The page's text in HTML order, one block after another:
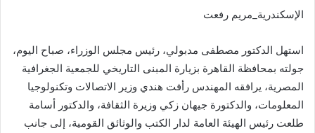
الإسكندرية_مريم رفعت
استهل الدكتور مصطفى مدبولي، رئيس مجلس الوزراء، صباح اليوم،
جولته بمحافظة القاهرة بزيارة المبنى التاريخي للجمعية الجغرافية
المصرية، يرافقه المهندس رأفت هندي وزير الاتصالات وتكنولوجيا
المعلومات، والدكتورة جيهان زكي وزيرة الثقافة، والدكتور أسامة
طلعت رئيس الهيئة العامة لدار الكتب والوثائق القومية، إلى جانب